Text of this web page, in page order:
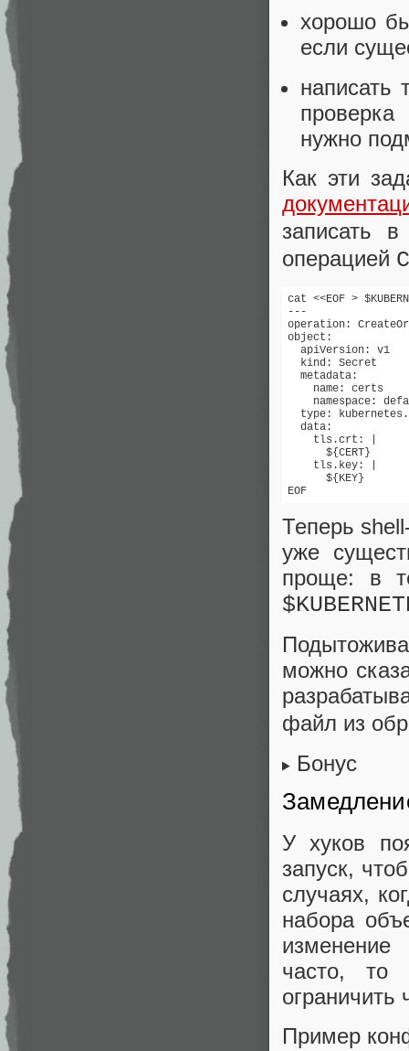
хорошо
если
написать
нужно
Как эти
записать
операцией
cat <<EOF >
---
operation:
object:
  apiVersion: v1
  kind: Secret
  metadata:
    name: certs
namespace:
type:
  data:
    tls.crt: |
      ${CERT}
    tls.key: |
      ${KEY}
EOF
Теперь
уже
проще: в
можно
файл из
Бонус
У хуков
запуск,
случаях,
набора
часто, то
ограничить
Пример